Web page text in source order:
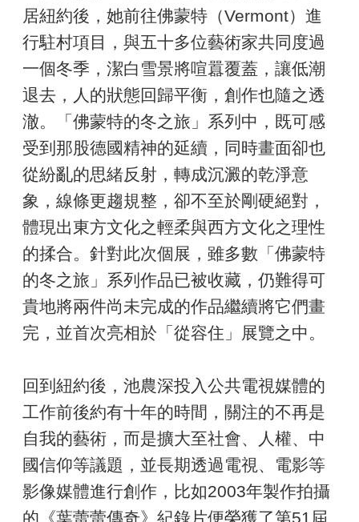
居紐約後，她前往佛蒙特（Vermont）進
行駐村項目，與五十多位藝術家共同度過
一個冬季，潔白雪景將喧囂覆蓋，讓低潮
退去，人的狀態回歸平衡，創作也隨之透
澈。「佛蒙特的冬之旅」系列中，既可感
受到那股德國精神的延續，同時畫面卻也
從紛亂的思緒反射，轉成沉澱的乾淨意
象，線條更趨規整，卻不至於剛硬絕對，
體現出東方文化之輕柔與西方文化之理性
的揉合。針對此次個展，雖多數「佛蒙特
的冬之旅」系列作品已被收藏，仍難得可
貴地將兩件尚未完成的作品繼續將它們畫
完，並首次亮相於「從容住」展覽之中。
回到紐約後，池農深投入公共電視媒體的
工作前後約有十年的時間，關注的不再是
自我的藝術，而是擴大至社會、人權、中
國信仰等議題，並長期透過電視、電影等
影像媒體進行創作，比如2003年製作拍攝
的《葉蕾蕾傳奇》紀錄片便榮獲了第51屆